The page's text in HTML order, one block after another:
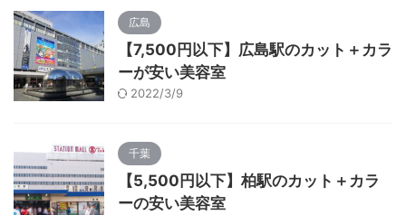
広島
【7,500円以下】広島駅のカット＋カラ
ーが安い美容室
2022/3/9
千葉
【5,500円以下】柏駅のカット＋カラ
ーの安い美容室